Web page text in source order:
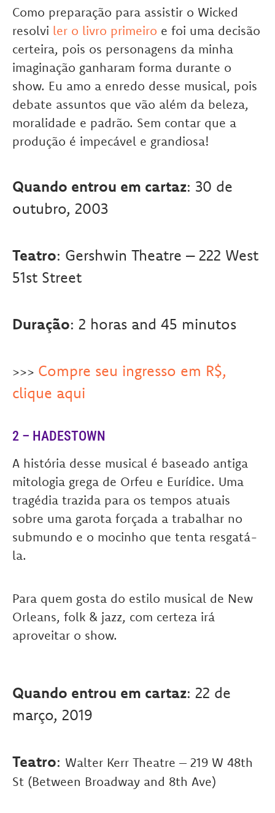
Como preparação para assistir o Wicked
resolvi ler o livro primeiro e foi uma decisão
certeira, pois os personagens da minha
imaginação ganharam forma durante o
show. Eu amo a enredo desse musical, pois
debate assuntos que vão além da beleza,
moralidade e padrão. Sem contar que a
produção é impecável e grandiosa!
Quando entrou em cartaz: 30 de
outubro, 2003
Teatro: Gershwin Theatre – 222 West
51st Street
Duração: 2 horas and 45 minutos
>>> Compre seu ingresso em R$,
clique aqui
2 – HADESTOWN
A história desse musical é baseado antiga
mitologia grega de Orfeu e Eurídice. Uma
tragédia trazida para os tempos atuais
sobre uma garota forçada a trabalhar no
submundo e o mocinho que tenta resgatá-
la.
Para quem gosta do estilo musical de New
Orleans, folk & jazz, com certeza irá
aproveitar o show.
Quando entrou em cartaz: 22 de
março, 2019
Teatro: Walter Kerr Theatre – 219 W 48th
St (Between Broadway and 8th Ave)